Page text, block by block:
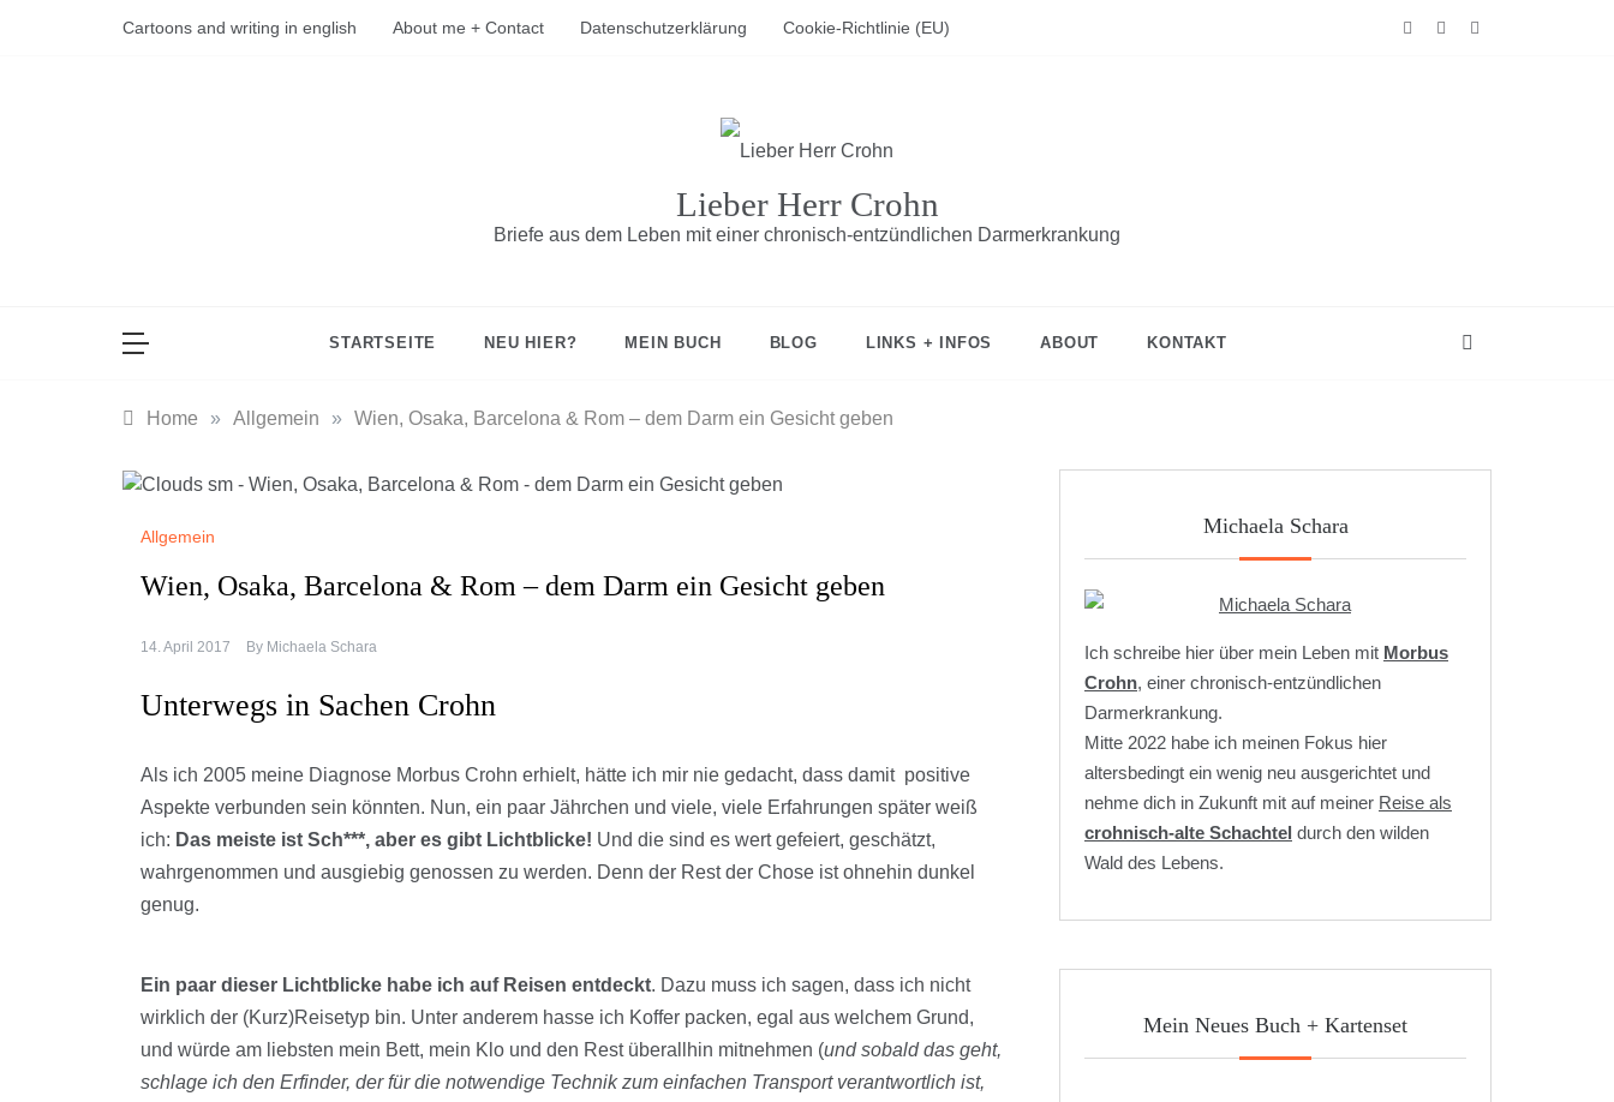
Cartoons and writing in english About me + Contact Datenschutzerklärung Cookie-Richtlinie (EU)
Lieber Herr Crohn
Briefe aus dem Leben mit einer chronisch-entzündlichen Darmerkrankung
STARTSEITE NEU HIER? MEIN BUCH BLOG LINKS + INFOS ABOUT KONTAKT
Home » Allgemein » Wien, Osaka, Barcelona & Rom – dem Darm ein Gesicht geben
Allgemein
Wien, Osaka, Barcelona & Rom – dem Darm ein Gesicht geben
14. April 2017 By Michaela Schara
Unterwegs in Sachen Crohn
Als ich 2005 meine Diagnose Morbus Crohn erhielt, hätte ich mir nie gedacht, dass damit positive
Aspekte verbunden sein könnten. Nun, ein paar Jährchen und viele, viele Erfahrungen später weiß
ich: Das meiste ist Sch***, aber es gibt Lichtblicke! Und die sind es wert gefeiert, geschätzt,
wahrgenommen und ausgiebig genossen zu werden. Denn der Rest der Chose ist ohnehin dunkel
genug.
Ein paar dieser Lichtblicke habe ich auf Reisen entdeckt. Dazu muss ich sagen, dass ich nicht
wirklich der (Kurz)Reisetyp bin. Unter anderem hasse ich Koffer packen, egal aus welchem Grund,
und würde am liebsten mein Bett, mein Klo und den Rest überallhin mitnehmen (und sobald das geht,
schlage ich den Erfinder, der für die notwendige Technik zum einfachen Transport verantwortlich ist,
Michaela Schara
Ich schreibe hier über mein Leben mit Morbus
Crohn, einer chronisch-entzündlichen
Darmerkrankung.
Mitte 2022 habe ich meinen Fokus hier
altersbedingt ein wenig neu ausgerichtet und
nehme dich in Zukunft mit auf meiner Reise als
crohnisch-alte Schachtel durch den wilden
Wald des Lebens.
Mein Neues Buch + Kartenset